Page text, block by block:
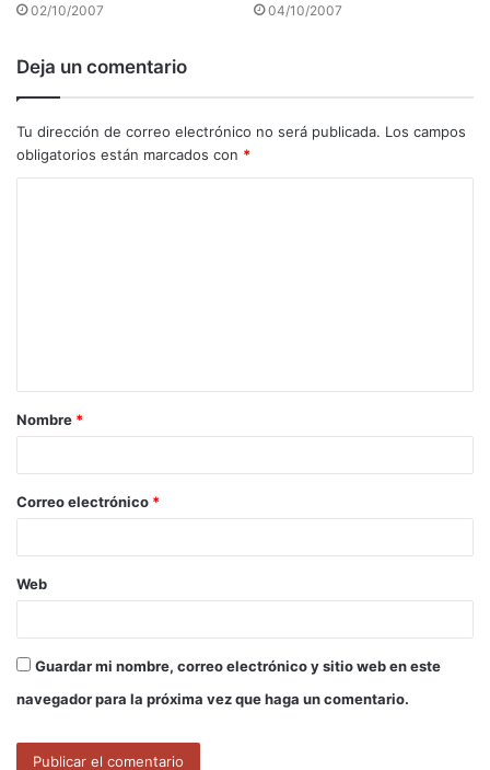
02/10/2007 04/10/2007
Deja un comentario
Tu dirección de correo electrónico no será publicada. Los campos
obligatorios están marcados con *
a
r
*
Nombre *
Correo electrónico *
Web
Guardar mi nombre, correo electrónico y sitio web en este
navegador para la próxima vez que haga un comentario.